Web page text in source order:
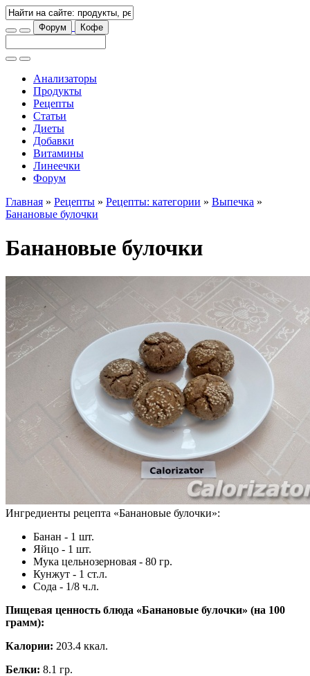
Форум Кофе
Анализаторы
Продукты
Рецепты
Статьи
Диеты
Добавки
Витамины
Линеечки
Форум
Главная » Рецепты » Рецепты: категории » Выпечка »
Банановые булочки
Банановые булочки
Ингредиенты рецепта «Банановые булочки»:
Банан - 1 шт.
Яйцо - 1 шт.
Мука цельнозерновая - 80 гр.
Кунжут - 1 ст.л.
Сода - 1/8 ч.л.
Пищевая ценность блюда «Банановые булочки» (на 100
грамм):
Калории: 203.4 ккал.
Белки: 8.1 гр.